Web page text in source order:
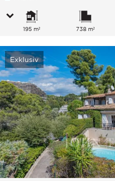
195 m² 738 m²
Exklusiv